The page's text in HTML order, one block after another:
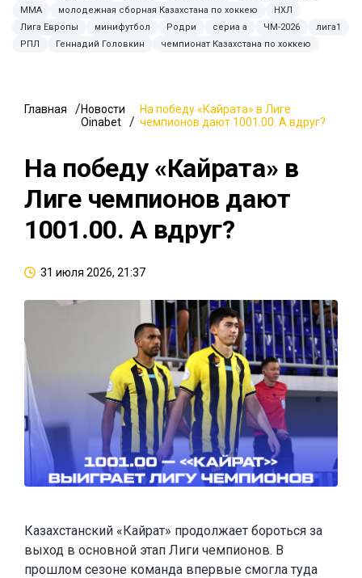
ММА
молодежная сборная Казахстана по хоккею
НХЛ
Лига Европы
минифутбол Родри сериа а ЧМ-2026
лига1
РПЛ
Геннадий Головкин чемпионат Казахстана по хоккею
Главная
Новости
Oinabet
На победу «Кайрата» в Лиге
чемпионов дают 1001.00. А вдруг?
На победу «Кайрата» в
Лиге чемпионов дают
1001.00. А вдруг?
31 июля 2026, 21:37
Казахстанский «Кайрат» продолжает бороться за
выход в основной этап Лиги чемпионов. В
прошлом сезоне команда впервые смогла туда